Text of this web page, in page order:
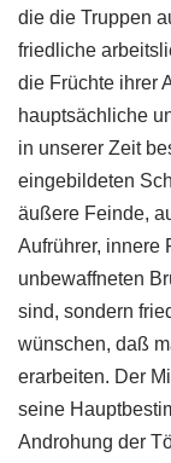
die die Truppen
friedliche
die Früchte ihrer
hauptsächliche
in unserer Zeit
eingebildeten
äußere Feinde,
Aufrührer, innere
unbewaffneten
sind, sondern
wünschen, daß
erarbeiten. Der
seine
Androhung der